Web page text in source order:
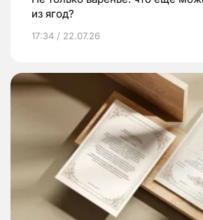
из ягод?
17:34 / 22.07.26